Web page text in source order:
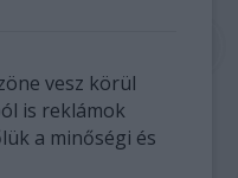
vesz körül
is reklámok
a minőségi és